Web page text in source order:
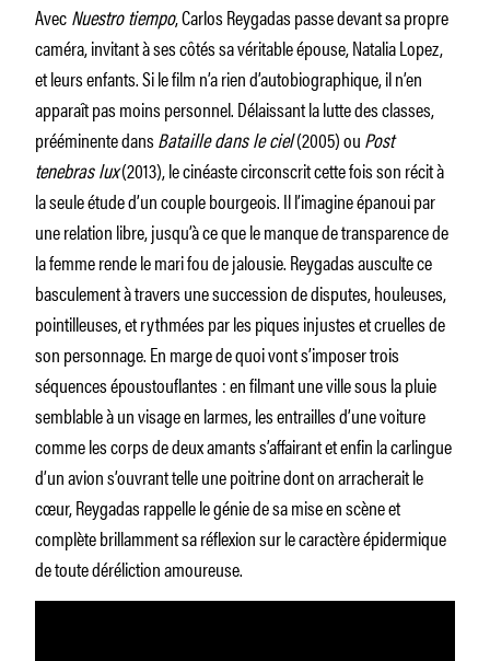
AvecNuestro tiempo, Carlos Reygadas passe devant sa propre
caméra, invitant à ses côtés sa véritable épouse, Natalia Lopez,
et leurs enfants. Si le film n’a rien d’autobiographique, il n’en
apparaît pas moins personnel. Délaissant la lutte des classes,
prééminente dansBataille dans le ciel(2005) ouPost
tenebras lux(2013), le cinéaste circonscrit cette fois son récit à
la seule étude d’un couple bourgeois. Il l’imagine épanoui par
une relation libre, jusqu’à ce que le manque de transparence de
la femme rende le mari fou de jalousie. Reygadas ausculte ce
basculement à travers une succession de disputes, houleuses,
pointilleuses, et rythmées par les piques injustes et cruelles de
son personnage. En marge de quoi vont s’imposer trois
séquences époustouflantes : en filmant une ville sous la pluie
semblable à un visage en larmes, les entrailles d’une voiture
comme les corps de deux amants s’affairant et enfin la carlingue
d’un avion s’ouvrant telle une poitrine dont on arracherait le
cœur, Reygadas rappelle le génie de sa mise en scène et
complète brillamment sa réflexion sur le caractère épidermique
de toute déréliction amoureuse.